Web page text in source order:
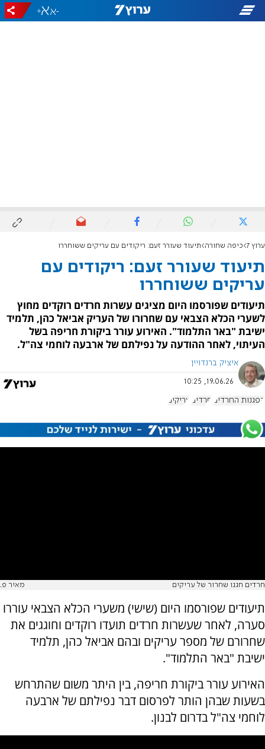
-
+
ערוץ 7 כיפה שחורה תיעוד שעורר זעם: ריקודים עם עריקים ששוחררו
תיעוד שעורר זעם: ריקודים עם
עריקים ששוחררו
תיעודים שפורסמו היום מציגים עשרות חרדים רוקדים מחוץ
לשערי הכלא הצבאי עם שחרורו של העריק אביאל כהן, תלמיד
ישיבת "באר התלמוד". האירוע עורר ביקורת חריפה בשל
העיתוי, לאחר ההודעה על נפילתם של ארבעה לוחמי צה"ל.
איציק ברנדויין
19.06.26, 10:25
הפגנות החרדים חרדים עריקים
חרדים חגגו שחרור של עריקים מאיר פ.
תיעודים שפורסמו היום (שישי) משערי הכלא הצבאי עוררו
סערה, לאחר שעשרות חרדים תועדו רוקדים וחוגגים את
שחרורם של מספר עריקים ובהם אביאל כהן, תלמיד
ישיבת "באר התלמוד".
האירוע עורר ביקורת חריפה, בין היתר משום שהתרחש
בשעות שבהן הותר לפרסום דבר נפילתם של ארבעה
לוחמי צה"ל בדרום לבנון.